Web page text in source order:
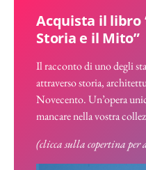
Acquista il libro
Storia e il Mito”
Il racconto di uno degli
attraverso storia,
Novecento. Un’opera
mancare nella vostra
(clicca sulla copertina per